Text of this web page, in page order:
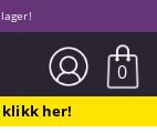
0
klikk her!